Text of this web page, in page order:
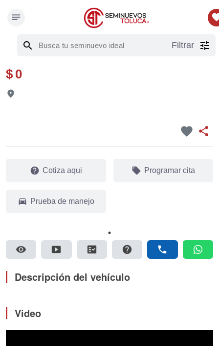
notes
search Filtrar tune
$ 0
fmd_good
favorite share
help Cotiza aqui local_offer Programar cita
drive_eta Prueba de manejo
visibility smart_display fact_check help phone whatsapp
Descripción del vehículo
Video